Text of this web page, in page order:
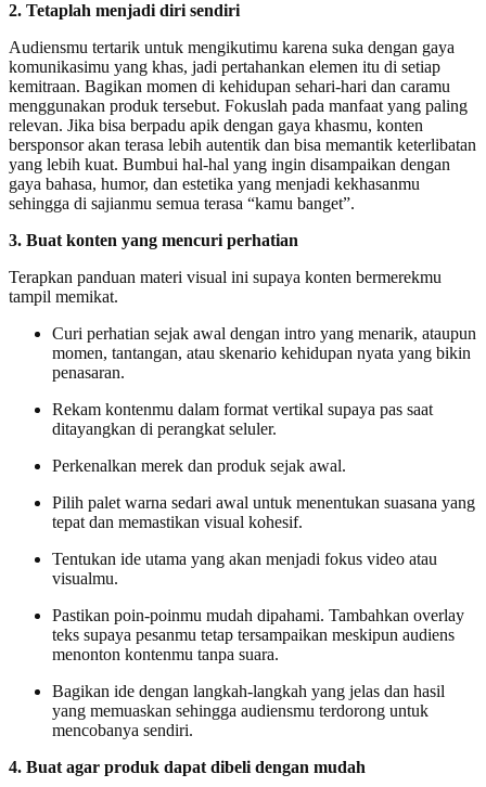
2. Tetaplah menjadi diri sendiri
Audiensmu tertarik untuk mengikutimu karena suka dengan gaya
komunikasimu yang khas, jadi pertahankan elemen itu di setiap
kemitraan. Bagikan momen di kehidupan sehari-hari dan caramu
menggunakan produk tersebut. Fokuslah pada manfaat yang paling
relevan. Jika bisa berpadu apik dengan gaya khasmu, konten
bersponsor akan terasa lebih autentik dan bisa memantik keterlibatan
yang lebih kuat. Bumbui hal-hal yang ingin disampaikan dengan
gaya bahasa, humor, dan estetika yang menjadi kekhasanmu
sehingga di sajianmu semua terasa “kamu banget”.
3. Buat konten yang mencuri perhatian
Terapkan panduan materi visual ini supaya konten bermerekmu
tampil memikat.
Curi perhatian sejak awal dengan intro yang menarik, ataupun
momen, tantangan, atau skenario kehidupan nyata yang bikin
penasaran.
Rekam kontenmu dalam format vertikal supaya pas saat
ditayangkan di perangkat seluler.
Perkenalkan merek dan produk sejak awal.
Pilih palet warna sedari awal untuk menentukan suasana yang
tepat dan memastikan visual kohesif.
Tentukan ide utama yang akan menjadi fokus video atau
visualmu.
Pastikan poin-poinmu mudah dipahami. Tambahkan overlay
teks supaya pesanmu tetap tersampaikan meskipun audiens
menonton kontenmu tanpa suara.
Bagikan ide dengan langkah-langkah yang jelas dan hasil
yang memuaskan sehingga audiensmu terdorong untuk
mencobanya sendiri.
4. Buat agar produk dapat dibeli dengan mudah